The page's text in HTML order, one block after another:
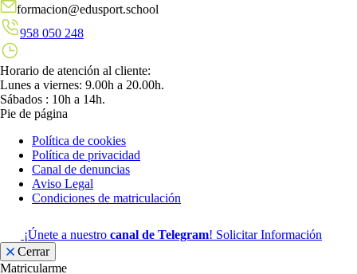
formacion@edusport.school
958 050 248
Horario de atención al cliente:
Lunes a viernes: 9.00h a 20.00h.
Sábados : 10h a 14h.
Pie de página
Política de cookies
Política de privacidad
Canal de denuncias
Aviso Legal
Condiciones de matriculación
¡Únete a nuestro canal de Telegram! Solicitar Información
Cerrar
Matricularme